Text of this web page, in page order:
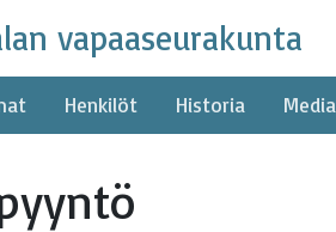
vapaaseurakunta
Henkilöt Historia Media